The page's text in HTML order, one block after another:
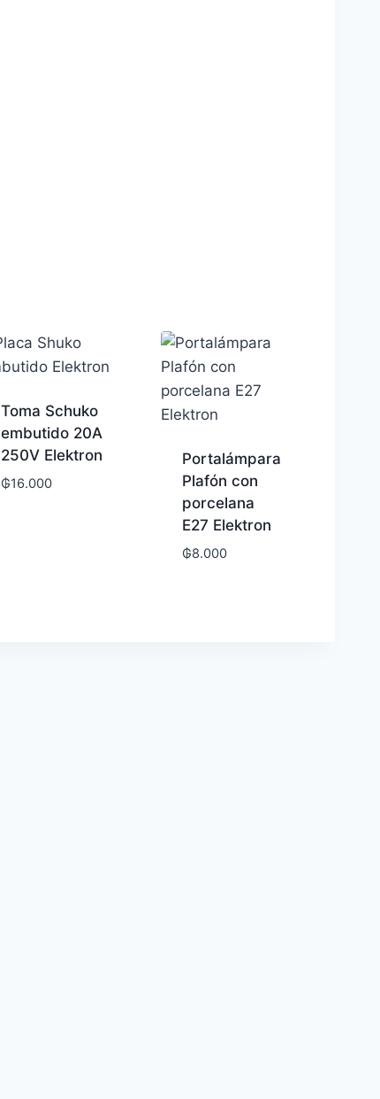
Toma Schuko
embutido 20A
250V Elektron
₲16.000
Portalámpara
Plafón con
porcelana
E27 Elektron
₲8.000